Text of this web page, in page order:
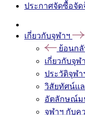
ประกาศจัดซื้อจัด
เกี่ยวกับจุฬาฯ
ย้อนกลั
เกี่ยวกับจุฬ
ประวัติจุฬา
วิสัยทัศน์แ
อัตลักษณ์ม
จุฬาฯ กับค